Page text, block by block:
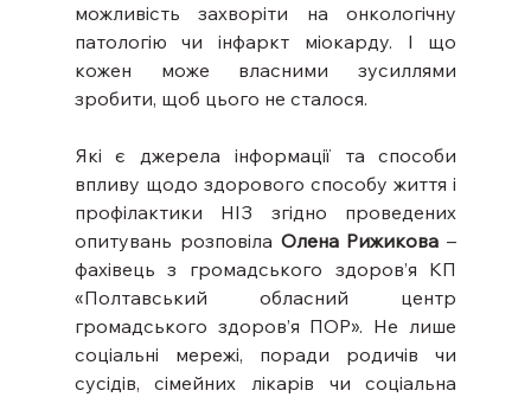
можливість захворіти на онкологічну
патологію чи інфаркт міокарду. І що
кожен може власними зусиллями
зробити, щоб цього не сталося.
Які є джерела інформації та способи
впливу щодо здорового способу життя і
профілактики НІЗ згідно проведених
опитувань розповіла Олена Рижикова –
фахівець з громадського здоров’я КП
«Полтавський обласний центр
громадського здоров’я ПОР». Не лише
соціальні мережі, поради родичів чи
сусідів, сімейних лікарів чи соціальна